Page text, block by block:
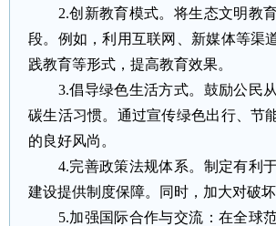
2.创新教育模式。将生态文明教育
段。例如，利用互联网、新媒体等渠
践教育等形式，提高教育效果。
3.倡导绿色生活方式。鼓励公民从
碳生活习惯。通过宣传绿色出行、节
的良好风尚。
4.完善政策法规体系。制定有利于
建设提供制度保障。同时，加大对破
5.加强国际合作与交流：在全球范